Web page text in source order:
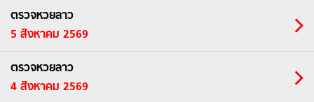
ตรวจหวยลาว
5 สิงหาคม 2569
ตรวจหวยลาว
4 สิงหาคม 2569